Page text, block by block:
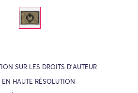
SUR LES DROITS D’AUTEUR
EN HAUTE RÉSOLUTION